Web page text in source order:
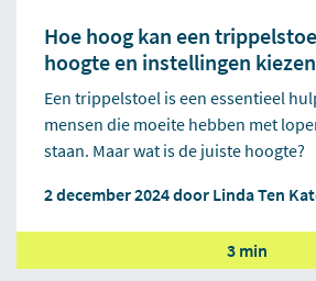
Hoe hoog kan een
hoogte en instellingen kiezen
Een trippelstoel is een essentieel
mensen die moeite hebben met
staan. Maar wat is de juiste hoogte?
2 december 2024 door Linda Ten
3 min